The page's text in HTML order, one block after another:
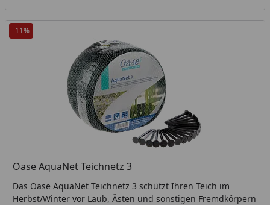
-11%
Oase AquaNet Teichnetz 3
Das Oase AquaNet Teichnetz 3 schützt Ihren Teich im
Herbst/Winter vor Laub, Ästen und sonstigen Fremdkörpern